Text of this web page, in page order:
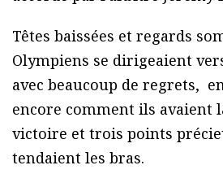
Têtes baissées et regards
Olympiens se dirigeaient
avec beaucoup de regrets,
encore comment ils avaient
victoire et trois points
tendaient les bras.